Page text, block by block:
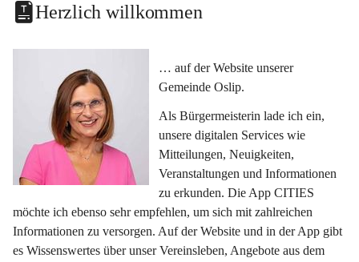
Herzlich willkommen
… auf der Website unserer
Gemeinde Oslip.
Als Bürgermeisterin lade ich ein,
unsere digitalen Services wie
Mitteilungen, Neuigkeiten,
Veranstaltungen und Informationen
zu erkunden. Die App CITIES
möchte ich ebenso sehr empfehlen, um sich mit zahlreichen
Informationen zu versorgen. Auf der Website und in der App gibt
es Wissenswertes über unser Vereinsleben, Angebote aus dem